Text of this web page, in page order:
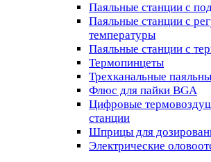
Паяльные станции с
Паяльные станции с
температуры
Паяльные станции с
Термопинцеты
Трехканальные
Флюс для пайки BGA
Цифровые
станции
Шприцы для
Электрические